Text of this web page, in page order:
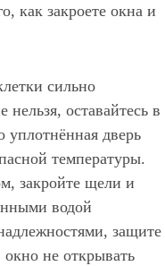
как закроете окна и
сильно
оставайтесь в
дверь
температуры.
закройте щели и
водой
защите
не открывать